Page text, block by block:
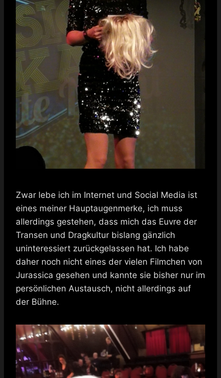
Zwar lebe ich im Internet und Social Media ist
eines meiner Hauptaugenmerke, ich muss
allerdings gestehen, dass mich das Euvre der
Transen und Dragkultur bislang gänzlich
uninteressiert zurückgelassen hat. Ich habe
daher noch nicht eines der vielen Filmchen von
Jurassica gesehen und kannte sie bisher nur im
persönlichen Austausch, nicht allerdings auf
der Bühne.